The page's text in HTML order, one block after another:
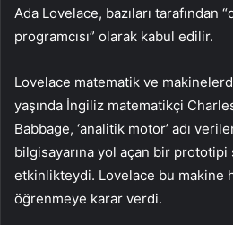
Ada Lovelace, bazıları tarafından
programcısı” olarak kabul edilir.
Lovelace matematik ve
yaşında İngiliz matematikçi
Babbage, ‘analitik motor’ adı
bilgisayarına yol açan bir
etkinlikteydi. Lovelace bu makine
öğrenmeye karar verdi.